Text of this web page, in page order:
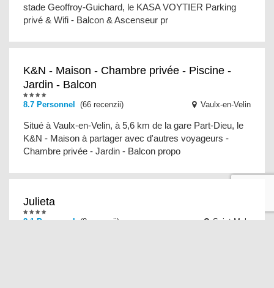
stade Geoffroy-Guichard, le KASA VOYTIER Parking
privé & Wifi - Balcon & Ascenseur pr
K&N - Maison - Chambre privée - Piscine -
Jardin - Balcon
8.7 Personnel (66 recenzii) Vaulx-en-Velin
Situé à Vaulx-en-Velin, à 5,6 km de la gare Part-Dieu, le
K&N - Maison à partager avec d'autres voyageurs -
Chambre privée - Jardin - Balcon propo
Julieta
8.1 Personnel(8 recenzii) Saint-Malo